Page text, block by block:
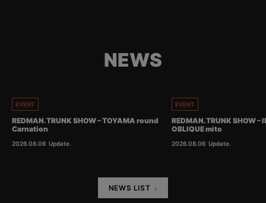
NEWS
EVENT
REDMAN.TRUNK SHOW – TOYAMA round
Carnation
2026.08.06 Update.
EVENT
REDMAN.TRUNK SHOW
OBLIQUE mito
2026.08.06 Update.
NEWS LIST